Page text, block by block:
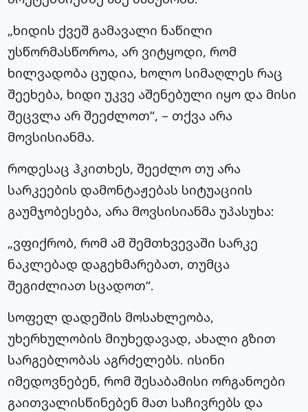
„ხიდის ქვეშ გამავალი ნაწილი
უსწორმასწოროა, არ ვიტყოდი, რომ
ხილვადობა ცუდია, ხოლო სიმაღლეს რაც
შეეხება, ხიდი უკვე აშენებული იყო და მისი
შეცვლა არ შეეძლოთ“, – თქვა არა
მოვსისიანმა.
როდესაც ჰკითხეს, შეეძლო თუ არა
სარკეების დამონტაჟებას სიტუაციის
გაუმჯობესება, არა მოვსისიანმა უპასუხა:
„ვფიქრობ, რომ ამ შემთხვევაში სარკე
ნაკლებად დაგეხმარებათ, თუმცა
შეგიძლიათ სცადოთ“.
სოფელ დადეშის მოსახლეობა,
უხერხულობის მიუხედავად, ახალი გზით
სარგებლობას აგრძელებს. ისინი
იმედოვნებენ, რომ შესაბამისი ორგანოები
გაითვალისწინებენ მათ საჩივრებს და